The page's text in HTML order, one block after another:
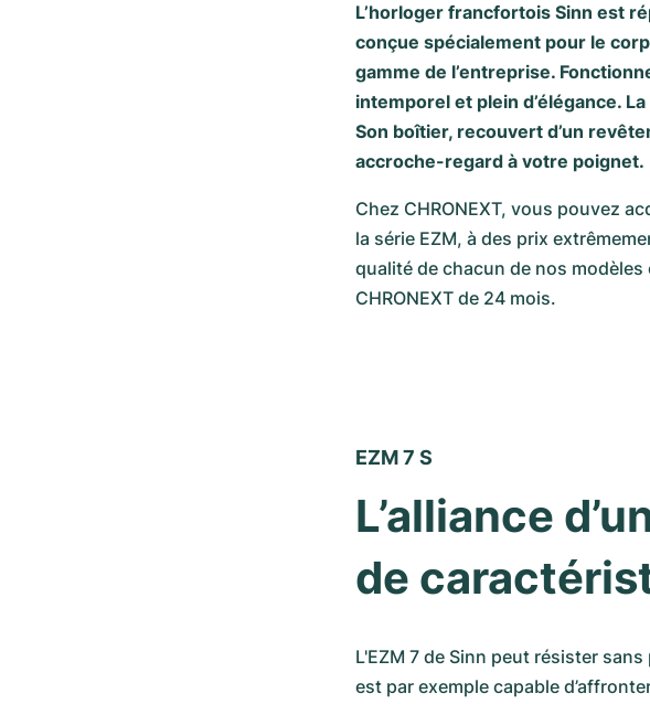
L’horloger francfortois Sinn est
conçue spécialement pour le
gamme de l’entreprise.
intemporel et plein d’élégance.
Son boîtier, recouvert d’un
accroche-regard à votre poignet.
Chez CHRONEXT, vous pouvez
la série EZM, à des prix
qualité de chacun de nos
CHRONEXT de 24 mois.
EZM 7 S
L’alliance
de
L'EZM 7 de Sinn peut résister
est par exemple capable